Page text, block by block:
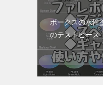
ボークスの水性
のテストピース